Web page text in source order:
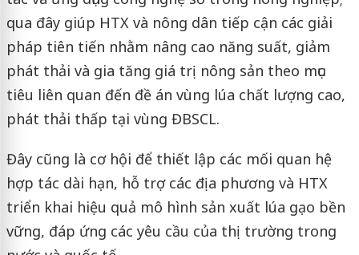
qua đây giúp HTX và nông dân tiếp cận các giải
pháp tiên tiến nhằm nâng cao năng suất, giảm
phát thải và gia tăng giá trị nông sản theo mục
tiêu liên quan đến đề án vùng lúa chất lượng cao,
phát thải thấp tại vùng ĐBSCL.
Đây cũng là cơ hội để thiết lập các mối quan hệ
hợp tác dài hạn, hỗ trợ các địa phương và HTX
triển khai hiệu quả mô hình sản xuất lúa gạo bền
vững, đáp ứng các yêu cầu của thị trường trong